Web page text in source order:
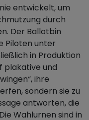
entwickelt, um
durch
Der Ballotbin
Piloten unter
in Produktion
plakative und
ihre
sondern sie zu
antworten, die
Wahlurnen sind in